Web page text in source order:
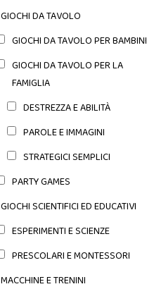
GIOCHI DA TAVOLO
GIOCHI DA TAVOLO PER BAMBINI
GIOCHI DA TAVOLO PER LA
FAMIGLIA
DESTREZZA E ABILITÀ
PAROLE E IMMAGINI
STRATEGICI SEMPLICI
PARTY GAMES
GIOCHI SCIENTIFICI ED EDUCATIVI
ESPERIMENTI E SCIENZE
PRESCOLARI E MONTESSORI
MACCHINE E TRENINI